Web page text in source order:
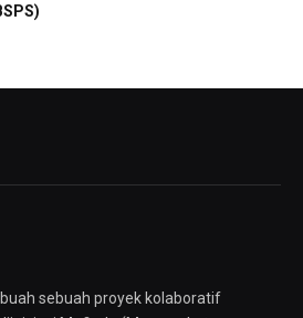
sebuah proyek kolaboratif